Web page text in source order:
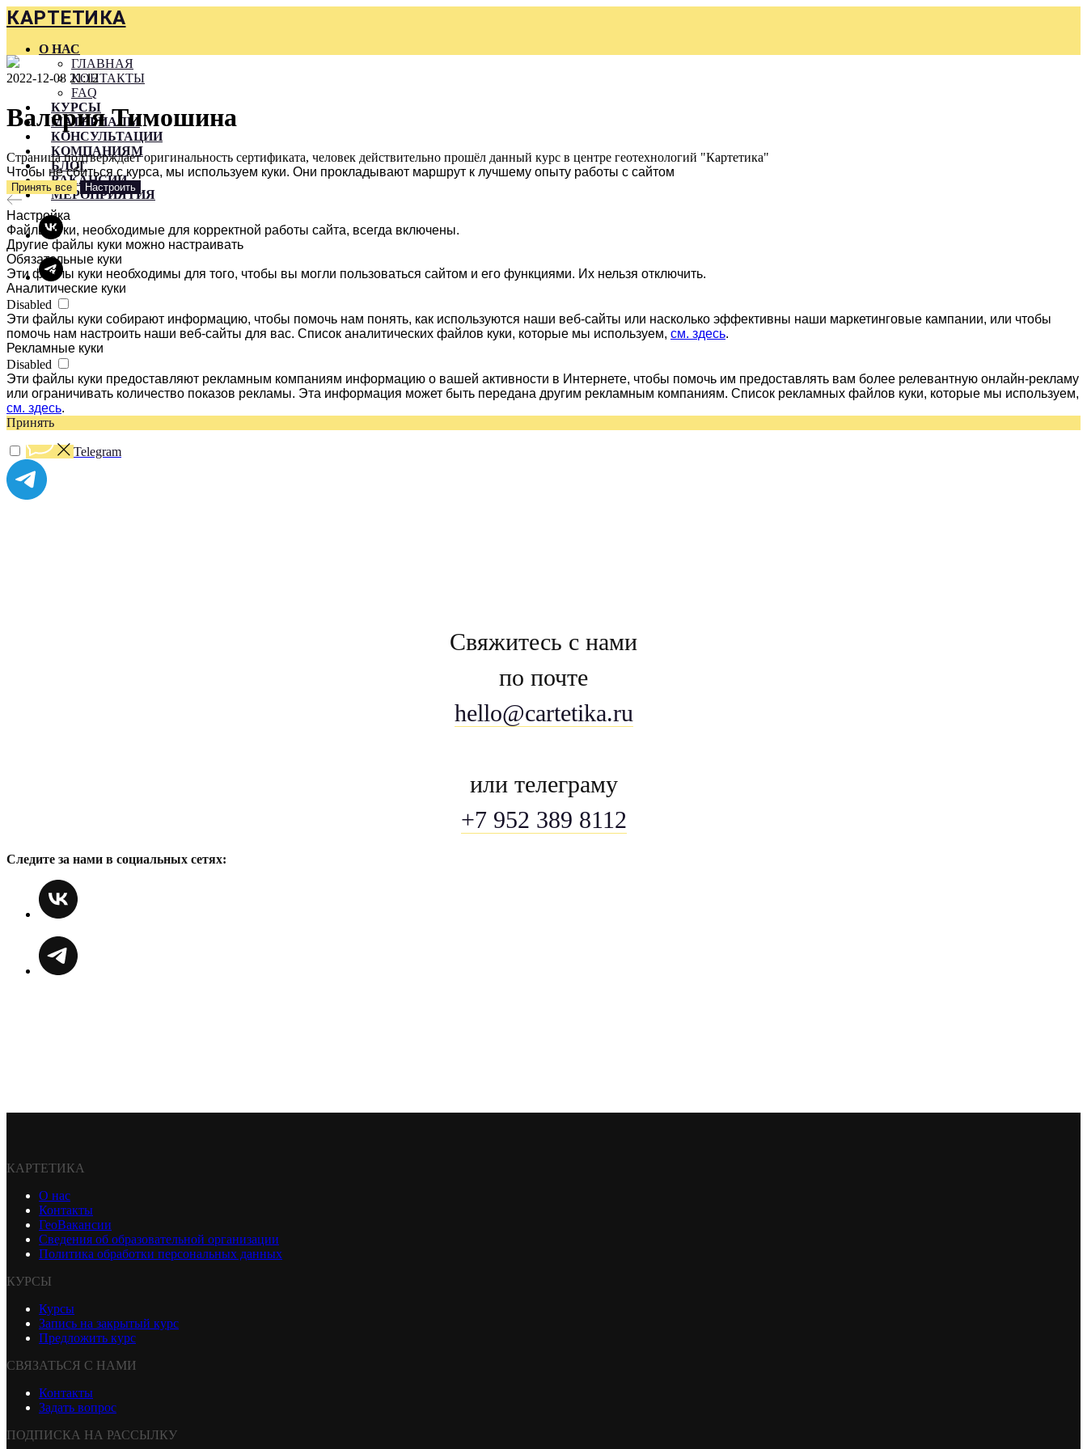
КАРТЕТИКА
О НАС
ГЛАВНАЯ
КОНТАКТЫ
FAQ
КУРСЫ
МАТЕРИАЛЫ
КОНСУЛЬТАЦИИ
КОМПАНИЯМ
БЛОГ
ВАКАНСИИ
МЕРОПРИЯТИЯ
2022-12-08 21:12
Валерия Тимошина
Страница подтверждает оригинальность сертификата, человек действительно прошёл данный курс в центре геотехнологий "Картетика"
Чтобы не сбиться с курса, мы используем куки. Они прокладывают маршрут к лучшему опыту работы с сайтом
Принять все Настроить
Настройка
Файлы куки, необходимые для корректной работы сайта, всегда включены.
Другие файлы куки можно настраивать
Обязательные куки
Эти файлы куки необходимы для того, чтобы вы могли пользоваться сайтом и его функциями. Их нельзя отключить.
Аналитические куки
Disabled
Эти файлы куки собирают информацию, чтобы помочь нам понять, как используются наши веб-сайты или насколько эффективны наши маркетинговые кампании, или чтобы
помочь нам настроить наши веб-сайты для вас. Список аналитических файлов куки, которые мы используем, см. здесь.
Рекламные куки
Disabled
Эти файлы куки предоставляют рекламным компаниям информацию о вашей активности в Интернете, чтобы помочь им предоставлять вам более релевантную онлайн-рекламу
или ограничивать количество показов рекламы. Эта информация может быть передана другим рекламным компаниям. Список рекламных файлов куки, которые мы используем,
см. здесь.
Принять
Telegram
Свяжитесь с нами
по почте
hello@cartetika.ru
или телеграму
+7 952 389 8112
Следите за нами в социальных сетях:
КАРТЕТИКА
О нас
Контакты
ГеоВакансии
Сведения об образовательной организации
Политика обработки персональных данных
КУРСЫ
Курсы
Запись на закрытый курс
Предложить курс
СВЯЗАТЬСЯ С НАМИ
Контакты
Задать вопрос
ПОДПИСКА НА РАССЫЛКУ